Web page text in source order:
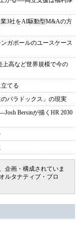
3社をAI駆動型M&Aの方
ガポールのユースケース
上高など世界規模で今の
てる
パラドックス」の現実
Josh Bersinが描くHR 2030
企画・構成されていま
ルタナティブ・ブロ